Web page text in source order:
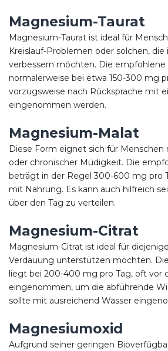
Magnesium-Taurat
Magnesium-Taurat ist ideal für
Kreislauf-Problemen oder solchen,
verbessern möchten. Die
normalerweise bei etwa 150-300 mg
vorzugsweise nach Rücksprache mit
eingenommen werden.
Magnesium-Malat
Diese Form eignet sich für Menschen
oder chronischer Müdigkeit. Die
beträgt in der Regel 300-600 mg pro
mit Nahrung. Es kann auch hilfreich
über den Tag zu verteilen.
Magnesium-Citrat
Magnesium-Citrat ist ideal für
Verdauung unterstützen möchten.
liegt bei 200-400 mg pro Tag, oft vor
eingenommen, um die abführende
sollte mit ausreichend Wasser
Magnesiumoxid
Aufgrund seiner geringen